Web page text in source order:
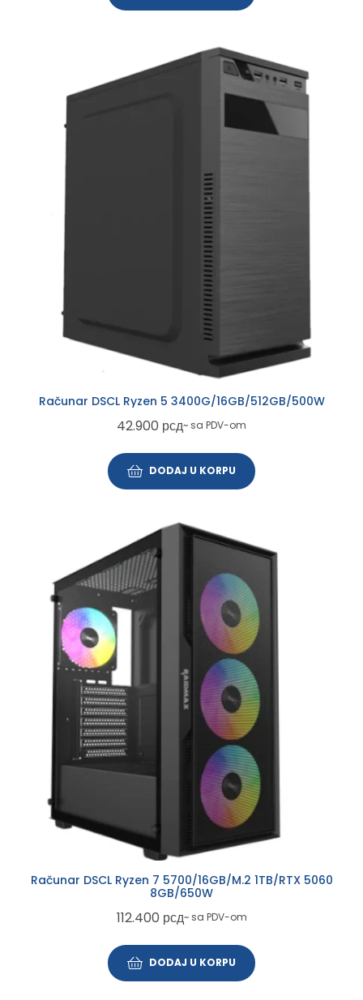
Računar DSCL Ryzen 5 3400G/16GB/512GB/500W
42.900 рсд~ sa PDV-om
DODAJ U KORPU
Računar DSCL Ryzen 7 5700/16GB/M.2 1TB/RTX 5060
8GB/650W
112.400 рсд~ sa PDV-om
DODAJ U KORPU